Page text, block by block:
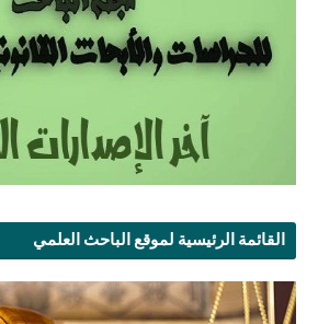
القائمة الرئيسية لموقع الباحث العلمي